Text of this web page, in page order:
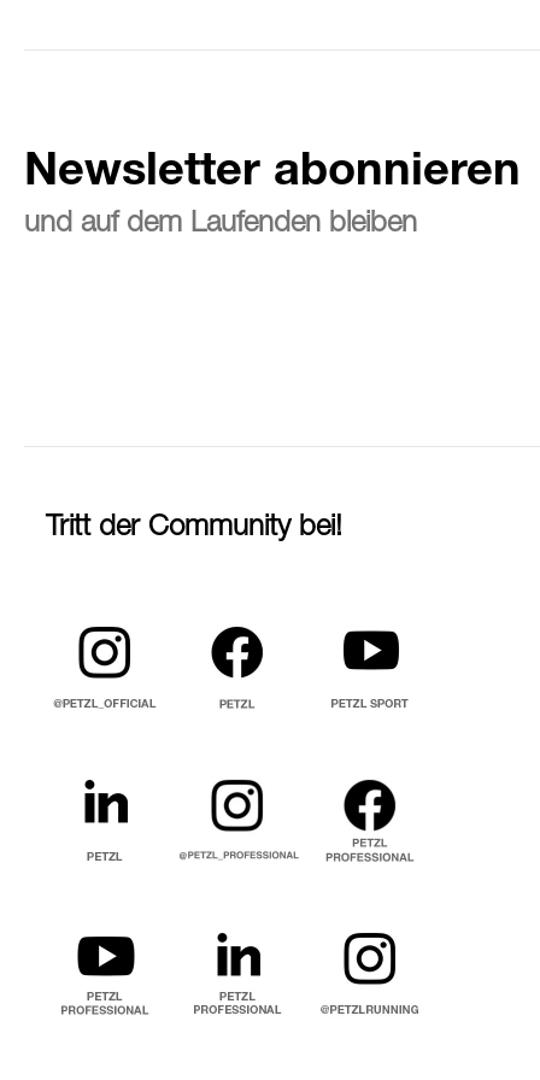
Newsletter abonnieren
und auf dem Laufenden bleiben
Tritt der Community bei!